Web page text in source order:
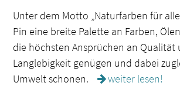
Unter dem Motto „Naturfarben für
Pin eine breite Palette an Farben,
die höchsten Ansprüchen an Qualität
Langlebigkeit genügen und dabei
Umwelt schonen.
weiter lesen!